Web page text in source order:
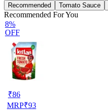
Recommended Tomato Sauce
Recommended For You
8%
OFF
₹86
MRP₹93